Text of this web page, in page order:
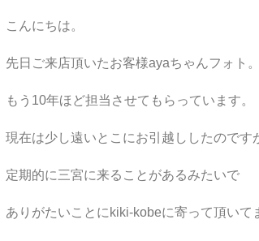
こんにちは。
先日ご来店頂いたお客様ayaちゃんフォト。
もう10年ほど担当させてもらっています。
現在は少し遠いとこにお引越ししたのです
定期的に三宮に来ることがあるみたいで
ありがたいことにkiki-kobeに寄って頂いて